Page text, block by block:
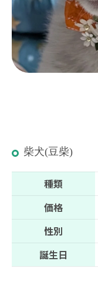
柴犬(豆柴)
種類
価格
性別
誕生日